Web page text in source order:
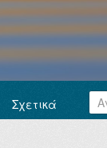
Σχετικά